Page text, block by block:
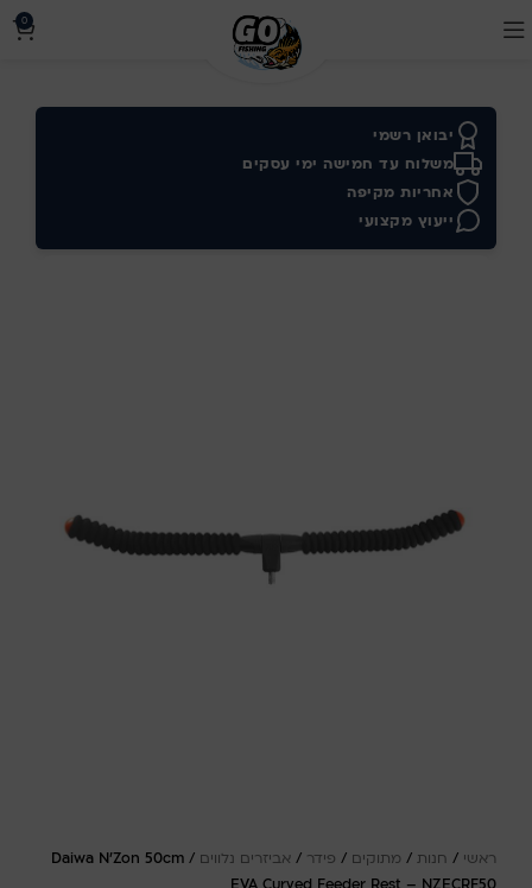
0
יבואן רשמי
משלוח עד חמישה ימי עסקים
אחריות מקיפה
ייעוץ מקצועי
ראשי / חנות / מתוקים / פידר / אביזרים נלווים /
Daiwa N'Zon 50cm